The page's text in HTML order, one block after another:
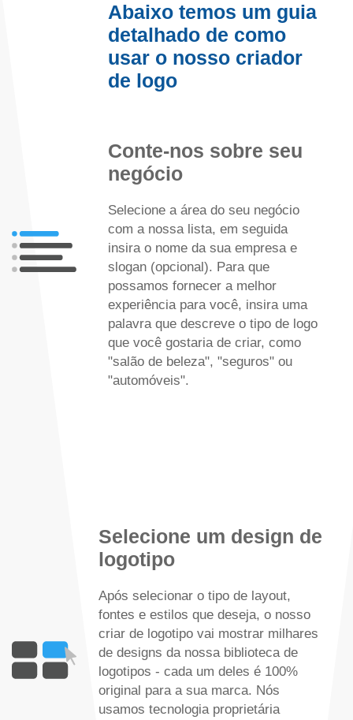
Abaixo temos um guia
detalhado de como
usar o nosso criador
de logo
Conte-nos sobre seu
negócio
Selecione a área do seu negócio
com a nossa lista, em seguida
insira o nome da sua empresa e
slogan (opcional). Para que
possamos fornecer a melhor
experiência para você, insira uma
palavra que descreve o tipo de logo
que você gostaria de criar, como
"salão de beleza", "seguros" ou
"automóveis".
Selecione um design de
logotipo
Após selecionar o tipo de layout,
fontes e estilos que deseja, o nosso
criar de logotipo vai mostrar milhares
de designs da nossa biblioteca de
logotipos - cada um deles é 100%
original para a sua marca. Nós
usamos tecnologia proprietária